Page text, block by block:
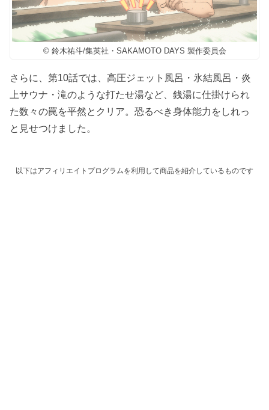
© 鈴木祐斗/集英社・SAKAMOTO DAYS 製作委員会
さらに、第10話では、高圧ジェット風呂・氷結風呂・炎
上サウナ・滝のような打たせ湯など、銭湯に仕掛けられ
た数々の罠を平然とクリア。恐るべき身体能力をしれっ
と見せつけました。
以下はアフィリエイトプログラムを利用して商品を紹介しているものです